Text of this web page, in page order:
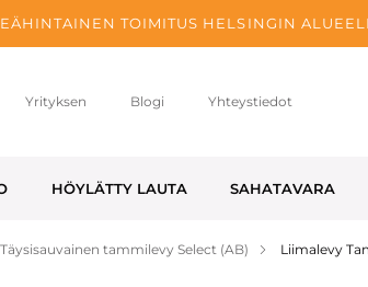
TOIMITUS HELSINGIN
Yrityksen Blogi Yhteystiedot
HÖYLÄTTY LAUTA SAHATAVARA
Täysisauvainen tammilevy Select (AB) Liimalevy